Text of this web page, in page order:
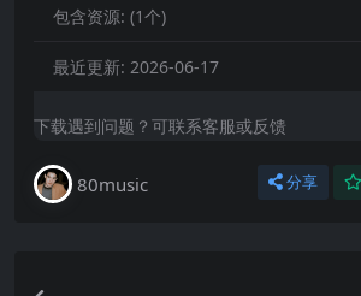
包含资源: (1个)
最近更新: 2026-06-17
下载遇到问题？可联系客服或反馈
80music 分享